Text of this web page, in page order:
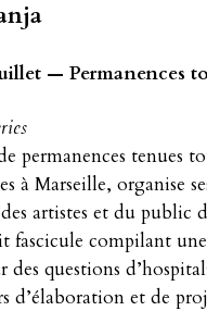
— Permanences
permanences tenues
à Marseille, organise
artistes et du public
fascicule compilant
des questions
d’élaboration et de